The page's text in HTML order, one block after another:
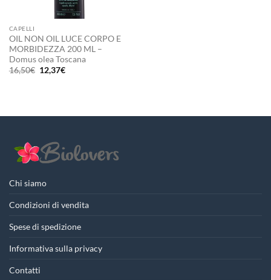
CAPELLI
OIL NON OIL LUCE CORPO E
MORBIDEZZA 200 ML –
Domus olea Toscana
16,50€ Il
prezzo
12,37€Il
Chi siamo
Condizioni di vendita
Spese di spedizione
Informativa sulla privacy
Contatti